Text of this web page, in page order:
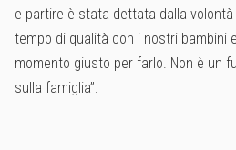
e partire è stata dettata dalla
tempo di qualità con i nostri bambini
momento giusto per farlo. Non è un
sulla famiglia”.